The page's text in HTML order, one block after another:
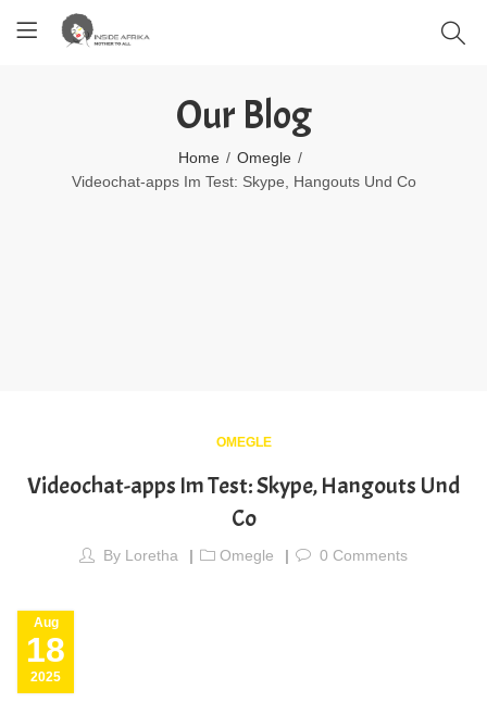
Our Blog
Home
Omegle
Videochat-apps Im Test: Skype, Hangouts Und Co
OMEGLE
Videochat-apps Im Test: Skype, Hangouts Und
Co
By Loretha Omegle 0 Comments
18
Aug
2025